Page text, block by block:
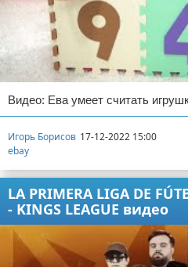
Видео: Ева умеет считать
Игорь Борисов 17-12-2022 15:00
ebay
LA PRIMERA LIGA DE
- KINGS LEAGUE видео